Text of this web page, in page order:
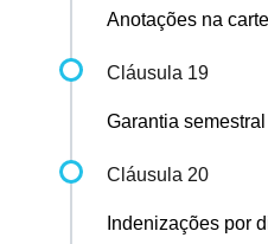
Anotações na
Cláusula 19
Garantia semestral
Cláusula 20
Indenizações por